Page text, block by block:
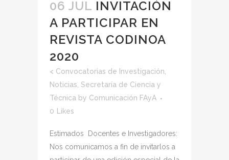
06 JUL INVITACIÓN
A PARTICIPAR EN
REVISTA CODINOA
2020
< Convocatorias de Investigación
Noticias Secretaría de Ciencia y
Técnica by Comunicación FAyA
0
Likes
Estimados Docentes e Investigadores:
Nos comunicamos a fin de invitarlos a